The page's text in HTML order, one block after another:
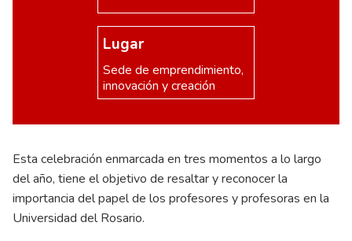
Lugar
Sede de emprendimiento,
innovación y creación
Esta celebración enmarcada en tres momentos a lo largo
del año, tiene el objetivo de resaltar y reconocer la
importancia del papel de los profesores y profesoras en la
Universidad del Rosario.